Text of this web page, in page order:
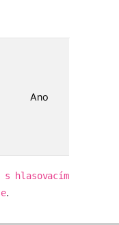
Ano
s hlasovacím
.